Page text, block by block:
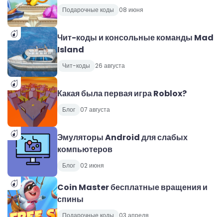
Подарочные коды 08 июня
Чит-коды и консольные команды Mad
Island
Чит-коды 26 августа
Какая была первая игра Roblox?
Блог 07 августа
Эмуляторы Android для слабых
компьютеров
Блог 02 июня
Coin Master бесплатные вращения и
спины
Подарочные коды 03 апреля